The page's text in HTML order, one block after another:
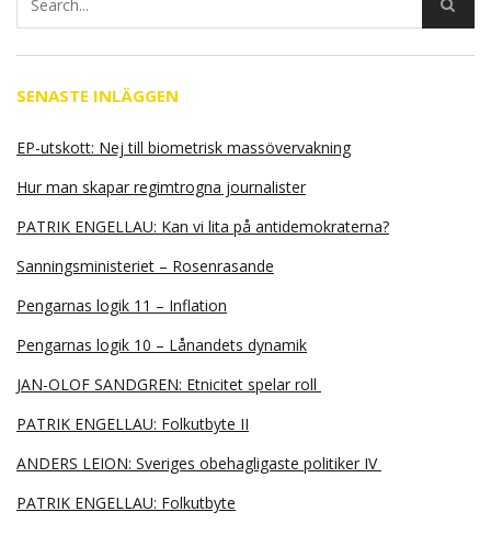
SENASTE INLÄGGEN
EP-utskott: Nej till biometrisk massövervakning
Hur man skapar regimtrogna journalister
PATRIK ENGELLAU: Kan vi lita på antidemokraterna?
Sanningsministeriet – Rosenrasande
Pengarnas logik 11 – Inflation
Pengarnas logik 10 – Lånandets dynamik
JAN-OLOF SANDGREN: Etnicitet spelar roll
PATRIK ENGELLAU: Folkutbyte II
ANDERS LEION: Sveriges obehagligaste politiker IV
PATRIK ENGELLAU: Folkutbyte